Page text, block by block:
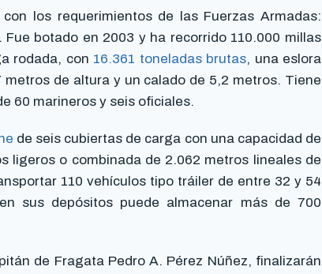
los requerimientos de las Fuerzas Armadas:
. Fue botado en 2003 y ha recorrido 110.000 millas
rodada, con 16.361 toneladas brutas, una eslora
de altura y un calado de 5,2 metros. Tiene
60 marineros y seis oficiales.
de seis cubiertas de carga con una capacidad de
ligeros o combinada de 2.062 metros lineales de
110 vehículos tipo tráiler de entre 32 y 54
sus depósitos puede almacenar más de 700
de Fragata Pedro A. Pérez Núñez, finalizarán